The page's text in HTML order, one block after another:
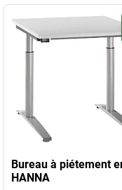
Bureau à piétement
HANNA